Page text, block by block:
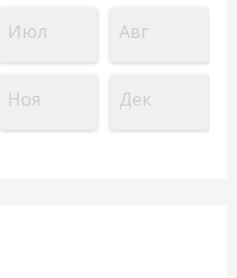
Июл Авг
Ноя Дек